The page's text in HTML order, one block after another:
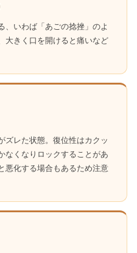
、いわば「あごの捻挫」のよ
大きく口を開けると痛いなど
ズレた状態。復位性はカクッ
なくなりロックすることがあ
悪化する場合もあるため注意